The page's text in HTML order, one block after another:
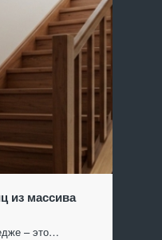
из массива
– это…